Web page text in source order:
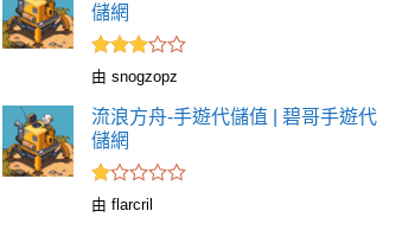
儲網
評分
分 5
由 snogzopz
流浪方舟-手遊代儲值 | 碧哥手遊代
儲網
評
由 flarcril